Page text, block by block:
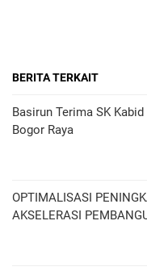
BERITA TERKAIT
Basirun Terima SK Kabid
Bogor Raya
OPTIMALISASI
AKSELERASI